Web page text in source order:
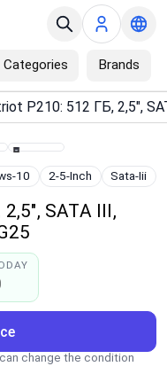
Categories Brands
10 2-5-Inch Sata-Iii
SATA III,
change the condition